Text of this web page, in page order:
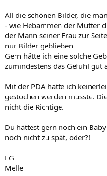
All die schönen Bilder, die
- wie Hebammen der Mutter
der Mann seiner Frau zur
nur Bilder geblieben.
Gern hätte ich eine solche
zumindestens das Gefühl gut
Mit der PDA hatte ich
gestochen werden musste.
nicht die Richtige.
Du hättest gern noch ein
noch nicht zu spät, oder?!
LG
Melle